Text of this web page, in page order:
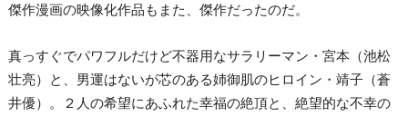
傑作漫画の映像化作品もまた、傑作だったのだ。
真っすぐでパワフルだけど不器用なサラリーマン・宮本（池松
壮亮）と、男運はないが芯のある姉御肌のヒロイン・靖子（蒼
井優）。２人の希望にあふれた幸福の絶頂と、絶望的な不幸の